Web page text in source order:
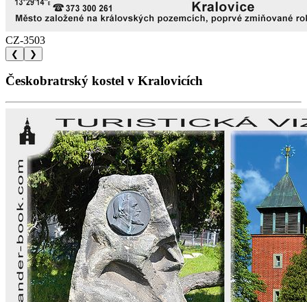
CZ-3503
❮ ❯
Českobratrský kostel v Kralovicích